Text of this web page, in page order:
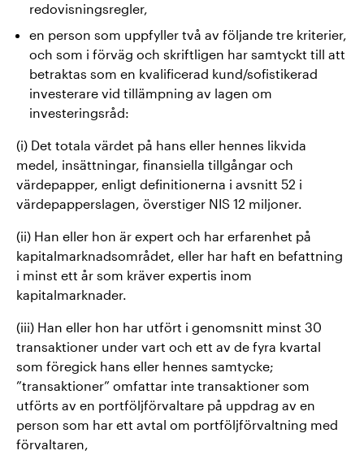
redovisningsregler,
en person som uppfyller två av följande tre kriterier,
och som i förväg och skriftligen har samtyckt till att
betraktas som en kvalificerad kund/sofistikerad
investerare vid tillämpning av lagen om
investeringsråd:
(i) Det totala värdet på hans eller hennes likvida
medel, insättningar, finansiella tillgångar och
värdepapper, enligt definitionerna i avsnitt 52 i
värdepapperslagen, överstiger NIS 12 miljoner.
(ii) Han eller hon är expert och har erfarenhet på
kapitalmarknadsområdet, eller har haft en befattning
i minst ett år som kräver expertis inom
kapitalmarknader.
(iii) Han eller hon har utfört i genomsnitt minst 30
transaktioner under vart och ett av de fyra kvartal
som föregick hans eller hennes samtycke;
”transaktioner” omfattar inte transaktioner som
utförts av en portföljförvaltare på uppdrag av en
person som har ett avtal om portföljförvaltning med
förvaltaren,